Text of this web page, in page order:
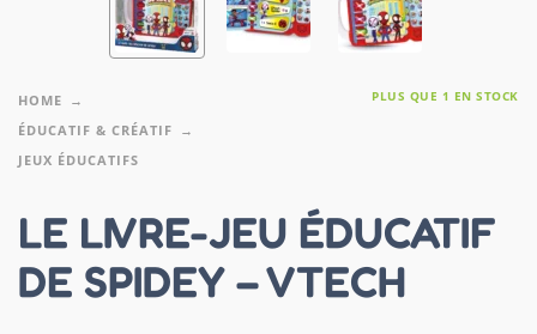
HOME
ÉDUCATIF & CRÉATIF
JEUX ÉDUCATIFS
PLUS QUE 1 EN STOCK
LE LIVRE-JEU ÉDUCATIF
DE SPIDEY – VTECH